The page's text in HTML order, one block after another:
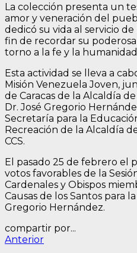
La colección presenta un
amor y veneración del
dedicó su vida al servicio de
fin de recordar su
torno a la fe y la
Esta actividad se lleva a
Misión Venezuela Joven,
de Caracas de la Alcaldía de
Dr. José Gregorio
Secretaría para la
Recreación de la Alcaldía
CCS.
El pasado 25 de febrero el
votos favorables de la
Cardenales y Obispos
Causas de los Santos para
Gregorio Hernández.
compartir por...
Navegación
AnteriorEntrada